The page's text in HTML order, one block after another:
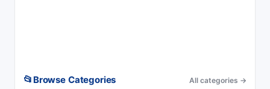
📂 Browse Categories All categories →